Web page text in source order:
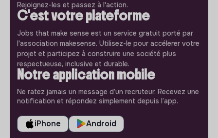
Rejoignez-les et passez à l'action.
C'est votre plateforme
Jobs that make sense est un service gratuit porté par
l'association makesense. Utilisez-le pour accélerer votre
projet et participez à construire une société plus
respectueuse, inclusive et durable.
Notre application mobile
Ne ratez jamais un message d’un recruteur. Recevez une
notification et répondez simplement depuis l’app.
iPhone Android